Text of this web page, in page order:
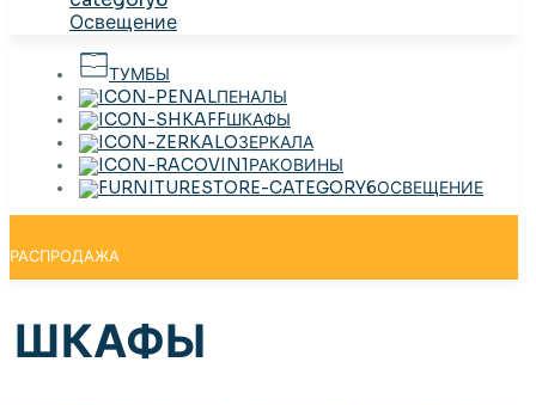
Освещение
ТУМБЫ
ПЕНАЛЫ
ШКАФЫ
ЗЕРКАЛА
РАКОВИНЫ
ОСВЕЩЕНИЕ
РАСПРОДАЖА
ШКАФЫ